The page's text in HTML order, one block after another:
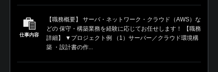
仕事内容
【職務概要】 サーバ・ネットワーク・クラウド（AWS）な
どの 保守・構築業務を経験に応じてお任せします！ 【職務
詳細】 ▼プロジェクト例 （1）サーバー／クラウド環境構
築 ・設計書の作...